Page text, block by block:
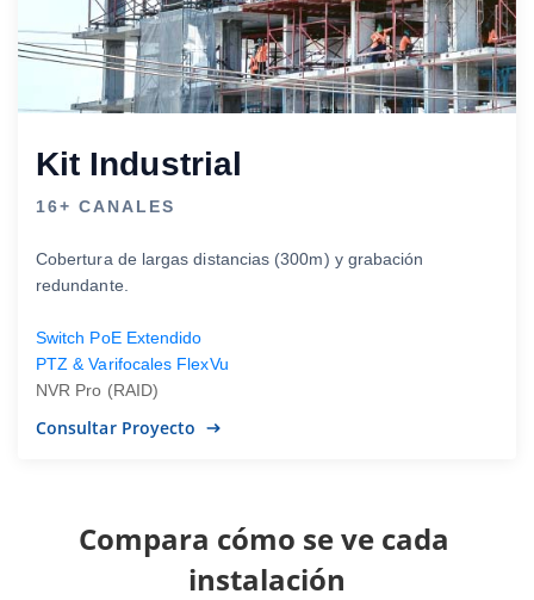
Kit Industrial
16+ CANALES
Cobertura de largas distancias (300m) y grabación
redundante.
Switch PoE Extendido
PTZ & Varifocales FlexVu
NVR Pro (RAID)
Consultar Proyecto
Compara cómo se ve cada
instalación